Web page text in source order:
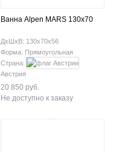
Ванна Alpen MARS 130x70
ДхШхВ: 130х70х56
Форма: Прямоугольная
Страна:
Австрия
20 850 руб.
Не доступно к заказу